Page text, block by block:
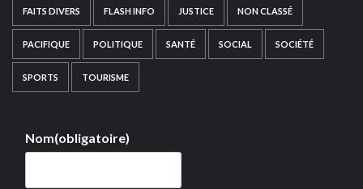
FAITS DIVERS FLASH INFO JUSTICE NON CLASSÉ
PACIFIQUE POLITIQUE SANTÉ SOCIAL SOCIÉTÉ
SPORTS TOURISME
Nom(obligatoire)